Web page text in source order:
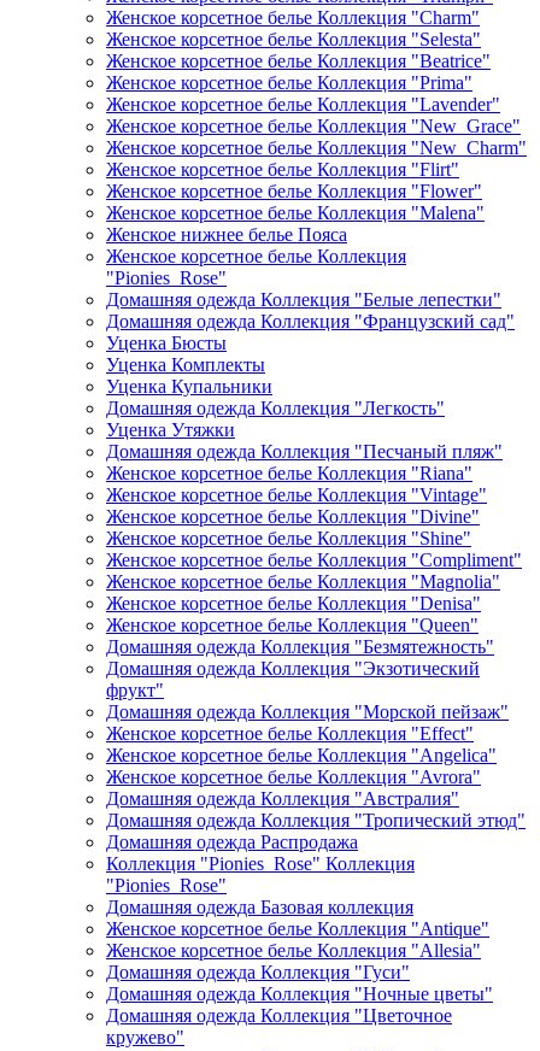
Женское корсетное белье Коллекция "Charm"
Женское корсетное белье Коллекция "Selesta"
Женское корсетное белье Коллекция "Beatrice"
Женское корсетное белье Коллекция "Prima"
Женское корсетное белье Коллекция "Lavender"
Женское корсетное белье Коллекция "New_Grace"
Женское корсетное белье Коллекция "New_Charm"
Женское корсетное белье Коллекция "Flirt"
Женское корсетное белье Коллекция "Flower"
Женское корсетное белье Коллекция "Malena"
Женское нижнее белье Пояса
Женское корсетное белье Коллекция
"Pionies_Rose"
Домашняя одежда Коллекция "Белые лепестки"
Домашняя одежда Коллекция "Французский сад"
Уценка Бюсты
Уценка Комплекты
Уценка Купальники
Домашняя одежда Коллекция "Легкость"
Уценка Утяжки
Домашняя одежда Коллекция "Песчаный пляж"
Женское корсетное белье Коллекция "Riana"
Женское корсетное белье Коллекция "Vintage"
Женское корсетное белье Коллекция "Divine"
Женское корсетное белье Коллекция "Shine"
Женское корсетное белье Коллекция "Compliment"
Женское корсетное белье Коллекция "Magnolia"
Женское корсетное белье Коллекция "Denisa"
Женское корсетное белье Коллекция "Queen"
Домашняя одежда Коллекция "Безмятежность"
Домашняя одежда Коллекция "Экзотический
фрукт"
Домашняя одежда Коллекция "Морской пейзаж"
Женское корсетное белье Коллекция "Effect"
Женское корсетное белье Коллекция "Angelica"
Женское корсетное белье Коллекция "Avrora"
Домашняя одежда Коллекция "Австралия"
Домашняя одежда Коллекция "Тропический этюд"
Домашняя одежда Распродажа
Коллекция "Pionies_Rose" Коллекция
"Pionies_Rose"
Домашняя одежда Базовая коллекция
Женское корсетное белье Коллекция "Antique"
Женское корсетное белье Коллекция "Allesia"
Домашняя одежда Коллекция "Гуси"
Домашняя одежда Коллекция "Ночные цветы"
Домашняя одежда Коллекция "Цветочное
кружево"